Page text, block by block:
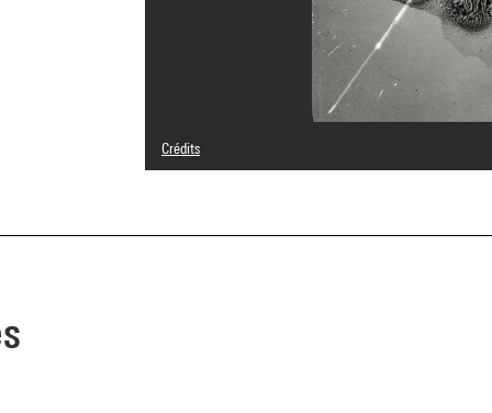
Crédits
© Heinz Hajek-Halke/ Collection Michael Ruetz/ Agentur
Diffusion image :GrandPalaisRmnPhoto